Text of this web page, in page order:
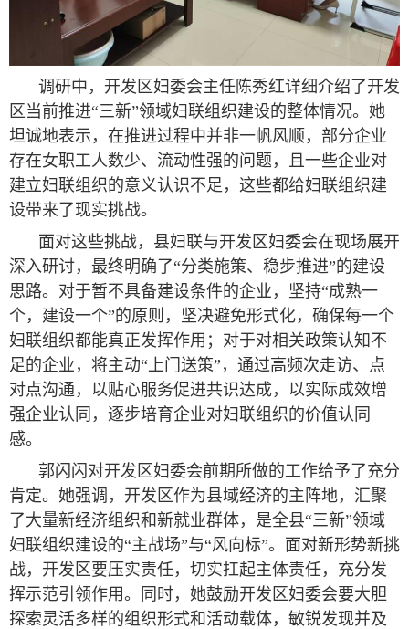
调研中，开发区妇委会主任陈秀红详细介绍了开发
区当前推进“三新”领域妇联组织建设的整体情况。她
坦诚地表示，在推进过程中并非一帆风顺，部分企业
存在女职工人数少、流动性强的问题，且一些企业对
建立妇联组织的意义认识不足，这些都给妇联组织建
设带来了现实挑战。
面对这些挑战，县妇联与开发区妇委会在现场展开
深入研讨，最终明确了“分类施策、稳步推进”的建设
思路。对于暂不具备建设条件的企业，坚持“成熟一
个，建设一个”的原则，坚决避免形式化，确保每一个
妇联组织都能真正发挥作用；对于对相关政策认知不
足的企业，将主动“上门送策”，通过高频次走访、点
对点沟通，以贴心服务促进共识达成，以实际成效增
强企业认同，逐步培育企业对妇联组织的价值认同
感。
郭闪闪对开发区妇委会前期所做的工作给予了充分
肯定。她强调，开发区作为县域经济的主阵地，汇聚
了大量新经济组织和新就业群体，是全县“三新”领域
妇联组织建设的“主战场”与“风向标”。面对新形势新挑
战，开发区要压实责任，切实扛起主体责任，充分发
挥示范引领作用。同时，她鼓励开发区妇委会要大胆
探索灵活多样的组织形式和活动载体，敏锐发现并及